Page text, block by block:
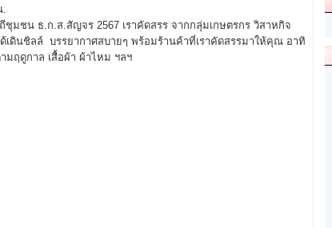
ชุมชน ธ.ก.ส.สัญจร 2567 เราคัดสรร จากกลุ่มเกษตรกร วิสาหกิจ
เดินชิลล์ บรรยากาศสบายๆ พร้อมร้านค้าที่เราคัดสรรมาให้คุณ อาทิ
ฤดูกาล เสื้อผ้า ผ้าไหม ฯลฯ